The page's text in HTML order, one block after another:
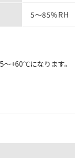
5～85％RH
+60℃になります。